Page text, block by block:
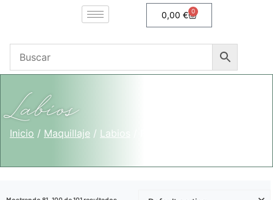
0,00€ 0
Labios
Inicio / Maquillaje / Labios